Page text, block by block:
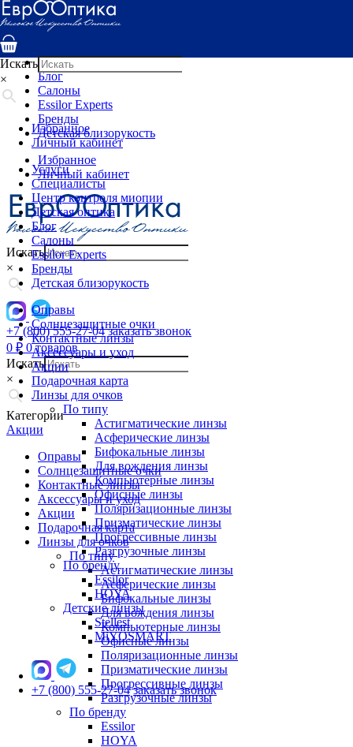
Услуги
Специалисты
Детская оптика
Блог
Салоны
Essilor Experts
Бренды
Детская близорукость
Избранное
Личный кабинет
Искать
×
+7 (800) 555-27-04 заказать звонок
0 ₽ 0 товаров
Искать
×
Категории
Акции
Оправы
Солнцезащитные очки
Контактные линзы
Аксессуары и уход
Акции
Подарочная карта
Линзы для очков
По типу
Астигматические линзы
Асферические линзы
Бифокальные линзы
Для вождения линзы
Компьютерные линзы
Офисные линзы
Поляризационные линзы
Призматические линзы
Прогрессивные линзы
Разгрузочные линзы
По бренду
Essilor
HOYA
Искать
×
Избранное
Личный кабинет
Услуги
Специалисты
Центр контроля миопии
Детская оптика
Блог
Салоны
Essilor Experts
Бренды
Детская близорукость
Оправы
Солнцезащитные очки
Контактные линзы
Аксессуары и уход
Акции
Подарочная карта
Линзы для очков
По типу
Астигматические линзы
Асферические линзы
Бифокальные линзы
Для вождения линзы
Компьютерные линзы
Офисные линзы
Поляризационные линзы
Призматические линзы
Прогрессивные линзы
Разгрузочные линзы
По бренду
Essilor
HOYA
Детские линзы
Stellest
MiYOSMART
+7 (800) 555-27-04 заказать звонок